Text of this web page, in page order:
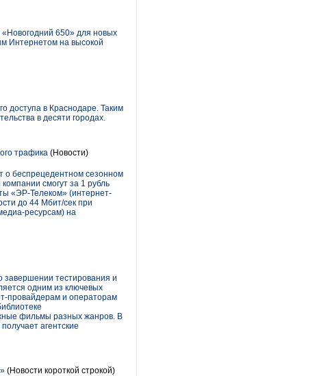
650» для новых
Интернетом на высокой
доступа в Краснодаре. Таким
в десяти городах.
трафика (Новости)
о беспрецедентном сезонном
смогут за 1 рубль
«ЭР-Телеком» (интернет-
до 44 Мбит/сек при
ресурсам) на
завершении тестирования и
одним из ключевых
провайдерам и операторам
фильмы разных жанров. В
агентские
(Новости короткой строкой)